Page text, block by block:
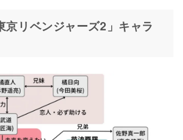
京リベンジャーズ2」キャラ